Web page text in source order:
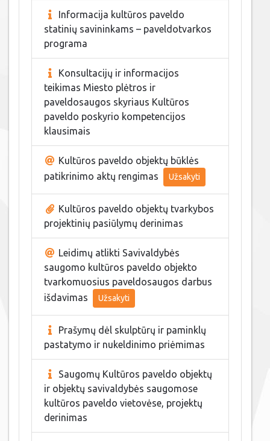
Informacija kultūros paveldo
statinių savininkams – paveldotvarkos
programa
Konsultacijų ir informacijos
teikimas Miesto plėtros ir
paveldosaugos skyriaus Kultūros
paveldo poskyrio kompetencijos
klausimais
Kultūros paveldo objektų būklės
patikrinimo aktų rengimas
Užsakyti
Kultūros paveldo objektų tvarkybos
projektinių pasiūlymų derinimas
Leidimų atlikti Savivaldybės
saugomo kultūros paveldo objekto
tvarkomuosius paveldosaugos darbus
išdavimas
Užsakyti
Prašymų dėl skulptūrų ir paminklų
pastatymo ir nukeldinimo priėmimas
Saugomų Kultūros paveldo objektų
ir objektų savivaldybės saugomose
kultūros paveldo vietovėse, projektų
derinimas